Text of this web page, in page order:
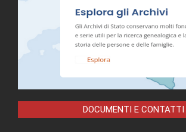
DOCUMENTI E CONTATTI